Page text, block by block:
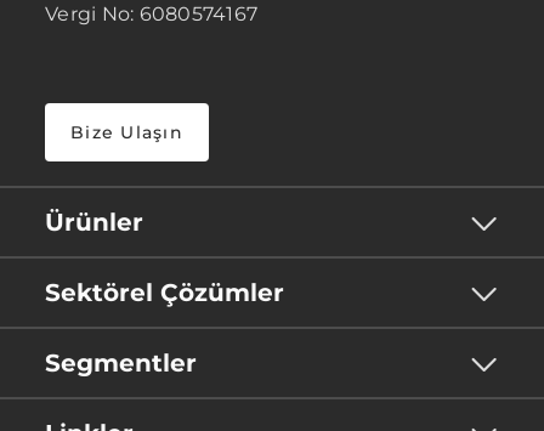
Vergi No: 6080574167
Bize Ulaşın
Ürünler
Sektörel Çözümler
Segmentler